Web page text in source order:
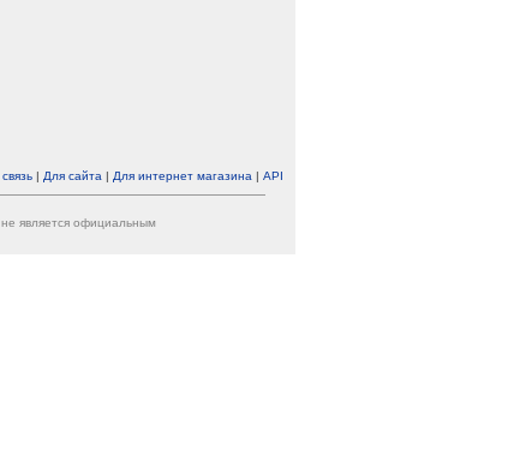
| Для сайта | Для интернет магазина | API
является официальным